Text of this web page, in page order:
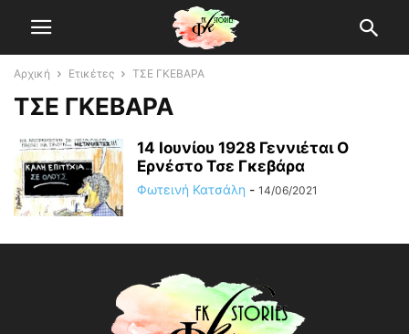
Αρχική Ετικέτες ΤΣΕ ΓΚΕΒΑΡΑ
ΤΣΕ ΓΚΕΒΑΡΑ
14 Ιουνίου 1928 Γεννιέται O
Ερνέστο Τσε Γκεβάρα
Φωτεινή Κατσάλη - 14/06/2021